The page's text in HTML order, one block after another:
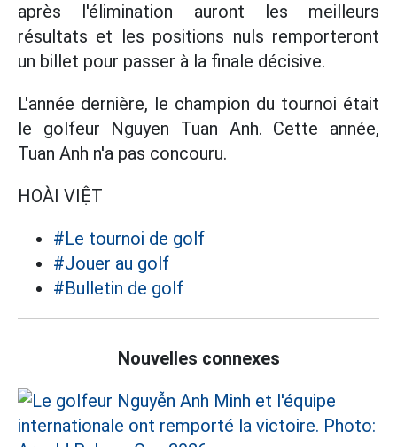
après l'élimination auront les meilleurs
résultats et les positions nuls remporteront
un billet pour passer à la finale décisive.
L'année dernière, le champion du tournoi était
le golfeur Nguyen Tuan Anh. Cette année,
Tuan Anh n'a pas concouru.
HOÀI VIỆT
#Le tournoi de golf
#Jouer au golf
#Bulletin de golf
Nouvelles connexes